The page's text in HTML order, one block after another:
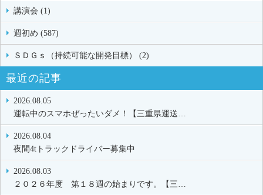
講演会 (1)
週初め (587)
ＳＤＧｓ（持続可能な開発目標） (2)
最近の記事
2026.08.05
運転中のスマホぜったいダメ！【三重県運送…
2026.08.04
夜間4tトラックドライバー募集中
2026.08.03
２０２６年度 第１８週の始まりです。【三…